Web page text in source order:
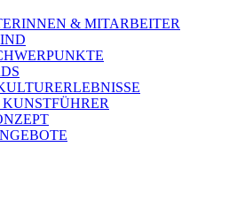
& MITARBEITER